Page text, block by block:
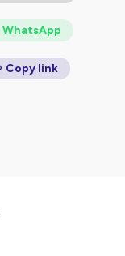
WhatsApp
Copy link